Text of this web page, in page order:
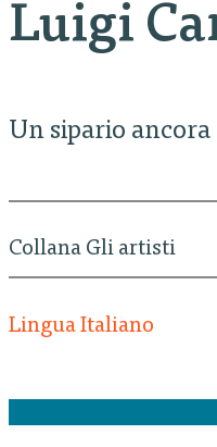
Luigi
Un sipario
Collana Gli artisti
Lingua Italiano